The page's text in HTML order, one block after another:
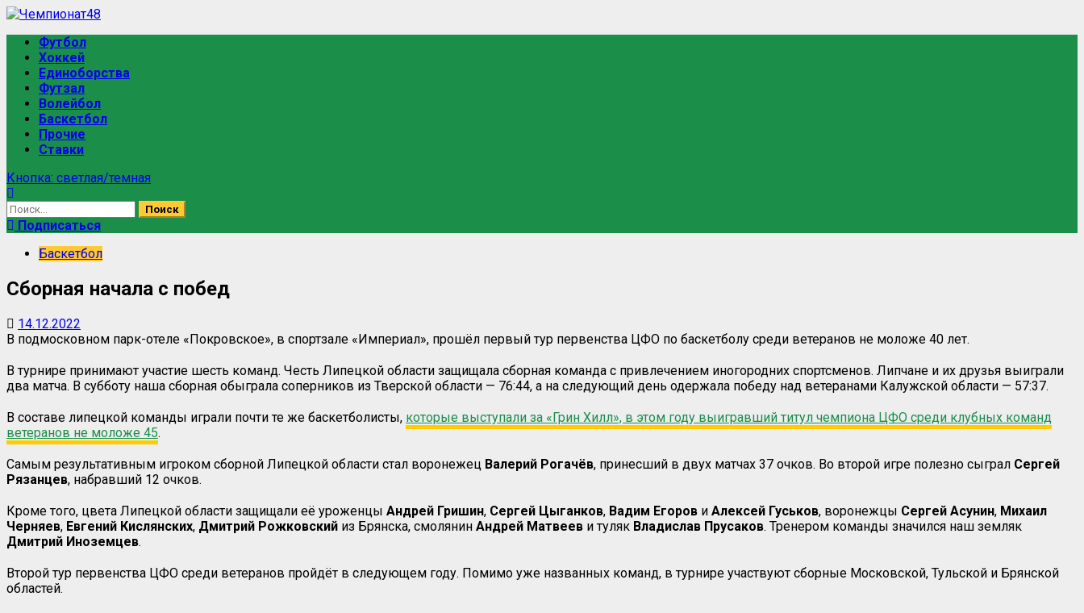
Перейти
содержимому
Основное
меню
Футбол
Хоккей
Единоборства
Футзал
Волейбол
Баскетбол
Прочие
Ставки
Кнопка: светлая/темная
Найти:
Подписаться
Баскетбол
Сборная начала с побед
14.12.2022
В подмосковном парк-отеле «Покровское», в спортзале «Империал», прошёл первый тур первенства ЦФО по баскетболу среди ветеранов не моложе 40 лет.
В турнире принимают участие шесть команд. Честь Липецкой области защищала сборная команда с привлечением иногородних спортсменов. Липчане и их друзья выиграли
два матча. В субботу наша сборная обыграла соперников из Тверской области — 76:44, а на следующий день одержала победу над ветеранами Калужской области — 57:37.
В составе липецкой команды играли почти те же баскетболисты, которые выступали за «Грин Хилл», в этом году выигравший титул чемпиона ЦФО среди клубных команд
ветеранов не моложе 45.
Самым результативным игроком сборной Липецкой области стал воронежец Валерий Рогачёв, принесший в двух матчах 37 очков. Во второй игре полезно сыграл Сергей
Рязанцев, набравший 12 очков.
Кроме того, цвета Липецкой области защищали её уроженцы Андрей Гришин, Сергей Цыганков, Вадим Егоров и Алексей Гуськов, воронежцы Сергей Асунин, Михаил
Черняев, Евгений Кислянских, Дмитрий Рожковский из Брянска, смолянин Андрей Матвеев и туляк Владислав Прусаков. Тренером команды значился наш земляк
Дмитрий Иноземцев.
Второй тур первенства ЦФО среди ветеранов пройдёт в следующем году. Помимо уже названных команд, в турнире участвуют сборные Московской, Тульской и Брянской
областей.